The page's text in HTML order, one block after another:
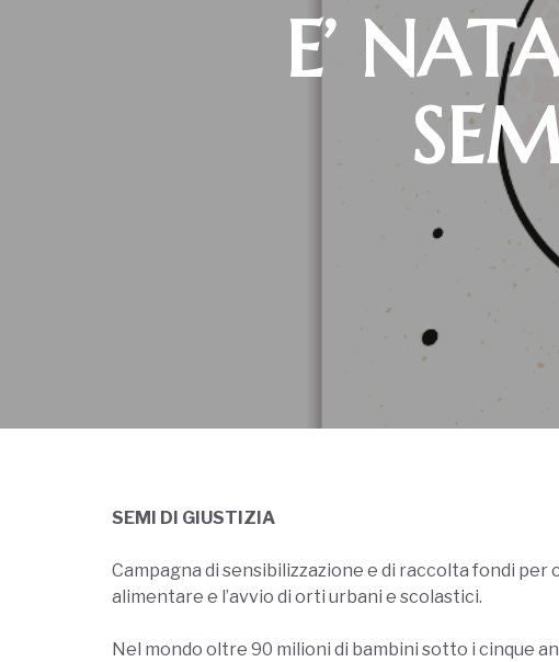
E’
SEMI DI GIUSTIZIA
Campagna di sensibilizzazione e di raccolta fondi
alimentare e l’avvio di orti urbani e scolastici.
Nel mondo oltre 90 milioni di bambini sotto i cinque